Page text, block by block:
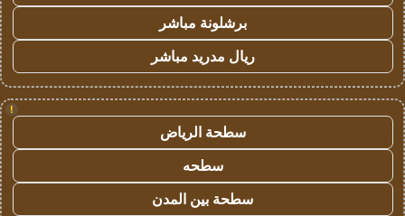
برشلونة مباشر
ريال مدريد مباشر
!
سطحة الرياض
سطحه
سطحة بين المدن